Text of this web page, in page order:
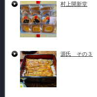
村上開新堂
源氏 その３